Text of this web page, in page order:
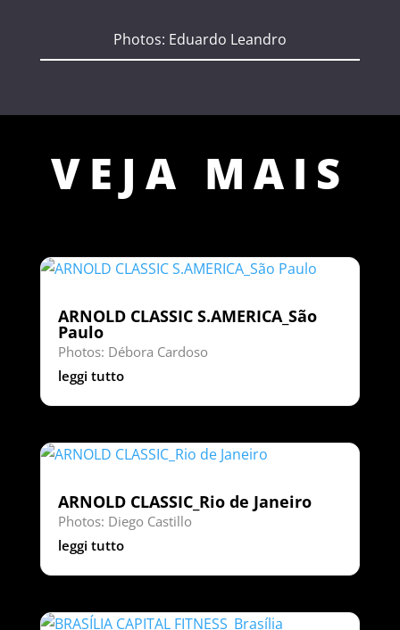
Photos: Eduardo Leandro
VEJA MAIS
ARNOLD CLASSIC S.AMERICA_São
Paulo
Photos: Débora Cardoso
leggi tutto
ARNOLD CLASSIC_Rio de Janeiro
Photos: Diego Castillo
leggi tutto